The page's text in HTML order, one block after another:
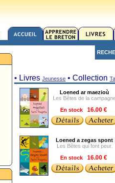
• Livres Jeunesse • Collection
Loened ar maezioù
Les Bêtes de la
En stock
16.00 €
Loened a zegas spont
Les Bêtes qui font peur.
En stock
16.00 €